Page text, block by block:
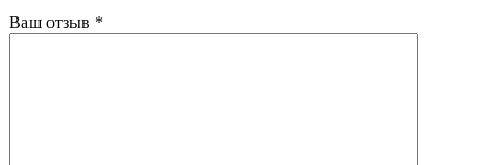
Ваш отзыв *